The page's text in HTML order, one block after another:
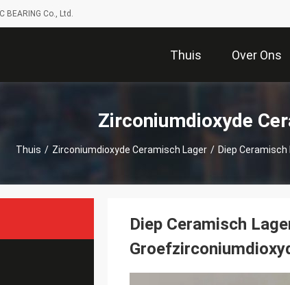
BEARING Co., Ltd.
Thuis Over Ons
Zirconiumdioxyde
Thuis / Zirconiumdioxyde Ceramisch Lager / Diep
Diep Ceramisch